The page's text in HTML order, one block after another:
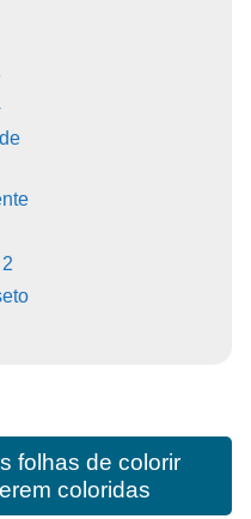
folhas de colorir
coloridas